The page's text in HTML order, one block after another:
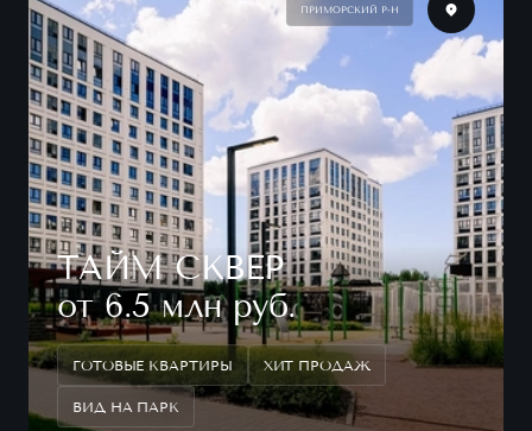
ПРИМОРСКИЙ Р-Н
ТАЙМ СКВЕР
от 6.5 млн руб.
ГОТОВЫЕ КВАРТИРЫ ХИТ ПРОДАЖ
ВИД НА ПАРК